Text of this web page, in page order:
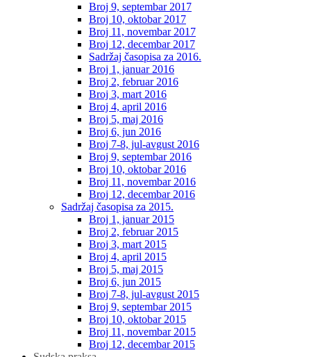
Broj 9, septembar 2017
Broj 10, oktobar 2017
Broj 11, novembar 2017
Broj 12, decembar 2017
Sadržaj časopisa za 2016.
Broj 1, januar 2016
Broj 2, februar 2016
Broj 3, mart 2016
Broj 4, april 2016
Broj 5, maj 2016
Broj 6, jun 2016
Broj 7-8, jul-avgust 2016
Broj 9, septembar 2016
Broj 10, oktobar 2016
Broj 11, novembar 2016
Broj 12, decembar 2016
Sadržaj časopisa za 2015.
Broj 1, januar 2015
Broj 2, februar 2015
Broj 3, mart 2015
Broj 4, april 2015
Broj 5, maj 2015
Broj 6, jun 2015
Broj 7-8, jul-avgust 2015
Broj 9, septembar 2015
Broj 10, oktobar 2015
Broj 11, novembar 2015
Broj 12, decembar 2015